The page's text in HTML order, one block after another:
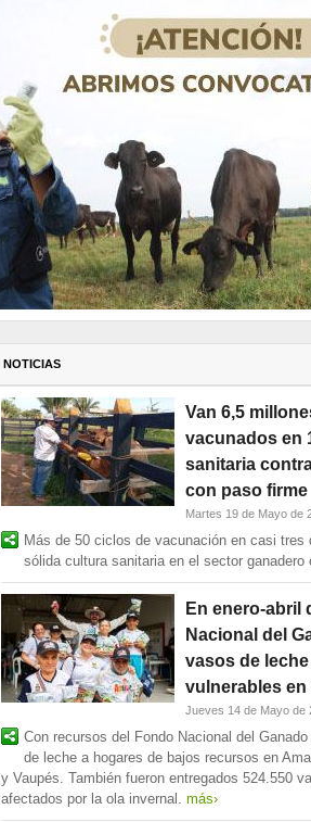
NOTICIAS
Van 6,5
vacunados en
sanitaria
con paso firme
Martes 19 de Mayo de
Más de 50 ciclos de vacunación en casi tres
sólida cultura sanitaria en el sector ganadero
En enero-abril
Nacional del
vasos de
vulnerables en
Jueves 14 de Mayo de
Con recursos del Fondo Nacional del
de leche a hogares de bajos recursos en
y Vaupés. También fueron entregados 524.550
afectados por la ola invernal. más›